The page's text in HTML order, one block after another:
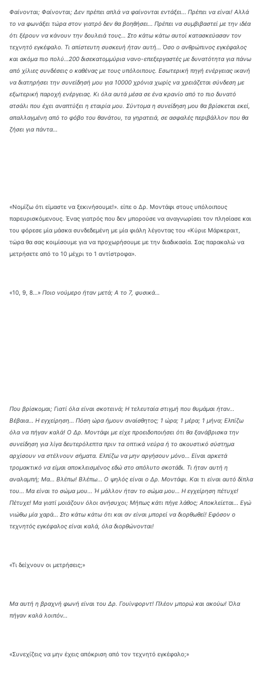
Φαίνονται; Φαίνονται; Δεν πρέπει απλά να φαίνονται εντάξει… Πρέπει να είναι! Αλλά
το να φωνάξει τώρα στον γιατρό δεν θα βοηθήσει… Πρέπει να συμβιβαστεί με την ιδέα
ότι ξέρουν να κάνουν την δουλειά τους… Στο κάτω κάτω αυτοί κατασκεύασαν τον
τεχνητό εγκέφαλο. Τι απίστευτη συσκευή ήταν αυτή… Όσο ο ανθρώπινος εγκέφαλος
και ακόμα πιο πολύ…200 δισεκατομμύρια νανο-επεξεργαστές με δυνατότητα για πάνω
από χίλιες συνδέσεις ο καθένας με τους υπόλοιπους. Εσωτερική πηγή ενέργειας ικανή
να διατηρήσει την συνείδησή μου για 10000 χρόνια χωρίς να χρειάζεται σύνδεση με
εξωτερική παροχή ενέργειας. Κι όλα αυτά μέσα σε ένα κρανίο από το πιο δυνατό
ατσάλι που έχει αναπτύξει η εταιρία μου. Σύντομα η συνείδηση μου θα βρίσκεται εκεί,
απαλλαγμένη από το φόβο του θανάτου, τα γηρατειά, σε ασφαλές περιβάλλον που θα
ζήσει για πάντα…
«Νομίζω ότι είμαστε να ξεκινήσουμε!». είπε ο Δρ. Μοντάφι στους υπόλοιπους
παρευρισκόμενους. Ένας γιατρός που δεν μπορούσε να αναγνωρίσει τον πλησίασε και
του φόρεσε μία μάσκα συνδεδεμένη με μία φιάλη λέγοντας του «Κύριε Μάρκεραιτ,
τώρα θα σας κοιμίσουμε για να προχωρήσουμε με την διαδικασία. Σας παρακαλώ να
μετρήσετε από το 10 μέχρι το 1 αντίστροφα».
«10, 9, 8…» Ποιο νούμερο ήταν μετά; Α το 7, φυσικά…
Που βρίσκομαι; Γιατί όλα είναι σκοτεινά; Η τελευταία στιγμή που θυμάμαι ήταν…
Βέβαια… Η εγχείρηση… Πόση ώρα ήμουν αναίσθητος; 1 ώρα; 1 μέρα; 1 μήνα; Ελπίζω
όλα να πήγαν καλά! Ο Δρ. Μοντάφι με είχε προειδοποιήσει ότι θα ξανάβρισκα την
συνείδηση για λίγα δευτερόλεπτα πριν τα οπτικά νεύρα ή το ακουστικό σύστημα
αρχίσουν να στέλνουν σήματα. Ελπίζω να μην αργήσουν μόνο… Είναι αρκετά
τρομακτικό να είμαι αποκλεισμένος εδώ στο απόλυτο σκοτάδι. Τι ήταν αυτή η
αναλαμπή; Μα… Βλέπω! Βλέπω… Ο ψηλός είναι ο Δρ. Μοντάφι. Και τι είναι αυτό δίπλα
του… Μα είναι το σώμα μου… Ή μάλλον ήταν το σώμα μου… Η εγχείρηση πέτυχε!
Πέτυχε! Μα γιατί μοιάζουν όλοι ανήσυχοι; Μήπως κάτι πήγε λάθος; Αποκλείεται… Εγώ
νιώθω μία χαρά… Στο κάτω κάτω ότι και αν είναι μπορεί να διορθωθεί! Εφόσον ο
τεχνητός εγκέφαλος είναι καλά, όλα διορθώνονται!
«Τι δείχνουν οι μετρήσεις;»
Μα αυτή η βραχνή φωνή είναι του Δρ. Γουίνφορντ! Πλέον μπορώ και ακούω! Όλα
πήγαν καλά λοιπόν…
«Συνεχίζεις να μην έχεις απόκριση από τον τεχνητό εγκέφαλο;»